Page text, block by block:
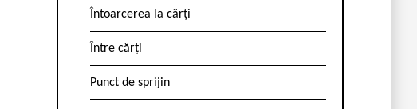
Întoarcerea la cărți
Între cărți
Punct de sprijin